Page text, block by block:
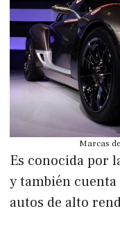
Marcas
Es conocida por
y también
autos de alto